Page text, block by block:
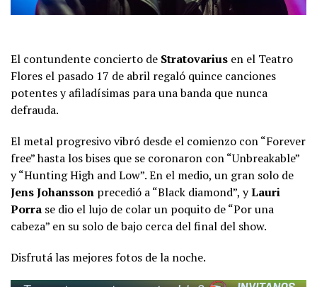
El contundente concierto de Stratovarius en el Teatro
Flores el pasado 17 de abril regaló quince canciones
potentes y afiladísimas para una banda que nunca
defrauda.
El metal progresivo vibró desde el comienzo con “Forever
free” hasta los bises que se coronaron con “Unbreakable”
y “Hunting High and Low”. En el medio, un gran solo de
Jens Johansson precedió a “Black diamond”, yLauri
Porra se dio el lujo de colar un poquito de “Por una
cabeza” en su solo de bajo cerca del final del show.
Disfrutá las mejores fotos de la noche.